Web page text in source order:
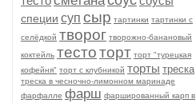
специи суп сыр тартинки тартинки с
селёдкой творог творожно-банановый
коктейль тестоторт торт "турецкая
кофейня" торт с клубникой торты треска
треска в чесночно-лимонном маринаде
фарфалле фарш фаршированный карп в